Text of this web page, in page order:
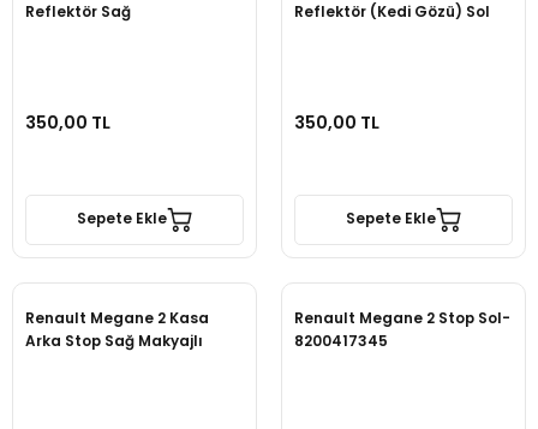
Reflektör Sağ
350,00 TL
Sepete Ekle
Reflektör (Kedi Gözü) Sol
350,00 TL
Sepete Ekle
Renault Megane 2 Kasa
Arka Stop Sağ Makyajlı
Renault Megane 2 Stop Sol-
8200417345